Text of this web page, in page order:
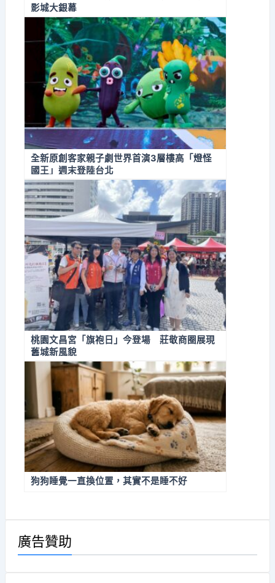
影城大銀幕
全新原創客家親子劇世界首演3層樓高「燈怪
國王」週末登陸台北
桃園文昌宮「旗袍日」今登場 莊敬商圈展現
舊城新風貌
狗狗睡覺一直換位置，其實不是睡不好
廣告贊助